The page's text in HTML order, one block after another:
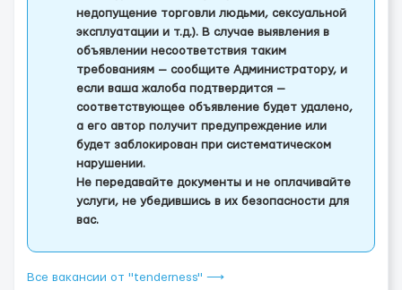
недопущение торговли людьми, сексуальной
эксплуатации и т.д.). В случае выявления в
объявлении несоответствия таким
требованиям — сообщите Администратору, и
если ваша жалоба подтвердится —
соответствующее объявление будет удалено,
а его автор получит предупреждение или
будет заблокирован при систематическом
нарушении.
Не передавайте документы и не оплачивайте
услуги, не убедившись в их безопасности для
вас.
Все вакансии от "tenderness" ⟶